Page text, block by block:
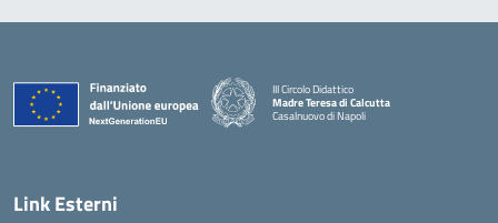
III Circolo Didattico
Madre Teresa di Calcutta
Casalnuovo di Napoli
— Visita la pagina iniziale della scuola
Link Esterni